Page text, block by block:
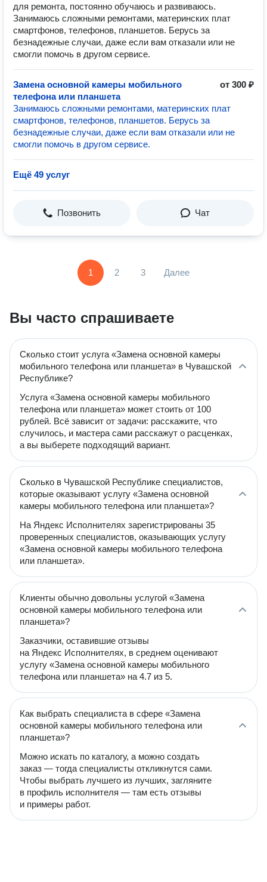
для ремонта, постоянно обучаюсь и развиваюсь.
Занимаюсь сложными ремонтами, материнских плат
смартфонов, телефонов, планшетов. Берусь за
безнадежные случаи, даже если вам отказали или не
смогли помочь в другом сервисе.
Замена основной камеры мобильного
телефона или планшета
от 300 ₽
Занимаюсь сложными ремонтами, материнских плат
смартфонов, телефонов, планшетов. Берусь за
безнадежные случаи, даже если вам отказали или не
смогли помочь в другом сервисе.
Ещё 49 услуг
Позвонить Чат
1 2 3 Далее
Вы часто спрашиваете
Сколько стоит услуга «Замена основной камеры
мобильного телефона или планшета» в Чувашской
Республике?
Услуга «Замена основной камеры мобильного
телефона или планшета» может стоить от 100
рублей. Всё зависит от задачи: расскажите, что
случилось, и мастера сами расскажут о расценках,
а вы выберете подходящий вариант.
Сколько в Чувашской Республике специалистов,
которые оказывают услугу «Замена основной
камеры мобильного телефона или планшета»?
На Яндекс Исполнителях зарегистрированы 35
проверенных специалистов, оказывающих услугу
«Замена основной камеры мобильного телефона
или планшета».
Клиенты обычно довольны услугой «Замена
основной камеры мобильного телефона или
планшета»?
Заказчики, оставившие отзывы
на Яндекс Исполнителях, в среднем оценивают
услугу «Замена основной камеры мобильного
телефона или планшета» на 4.7 из 5.
Как выбрать специалиста в сфере «Замена
основной камеры мобильного телефона или
планшета»?
Можно искать по каталогу, а можно создать
заказ — тогда специалисты откликнутся сами.
Чтобы выбрать лучшего из лучших, загляните
в профиль исполнителя — там есть отзывы
и примеры работ.